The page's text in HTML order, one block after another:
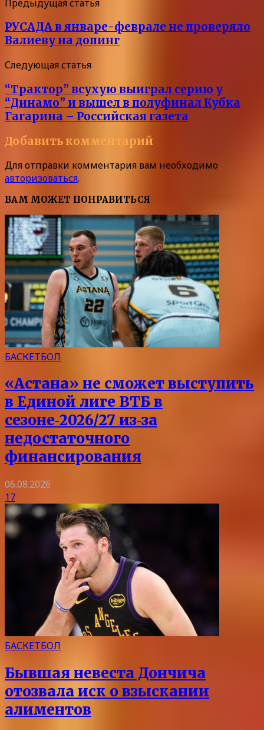
Предыдущая статья
РУСАДА в январе-феврале не проверяло
Валиеву на допинг
Следующая статья
“Трактор” всухую выиграл серию у
“Динамо” и вышел в полуфинал Кубка
Гагарина – Российская газета
Добавить комментарий
Для отправки комментария вам необходимо
авторизоваться.
ВАМ МОЖЕТ ПОНРАВИТЬСЯ
БАСКЕТБОЛ
«Астана» не сможет выступить
в Единой лиге ВТБ в
сезоне‑2026/27 из‑за
недостаточного
финансирования
06.08.2026
17
БАСКЕТБОЛ
Бывшая невеста Дончича
отозвала иск о взыскании
алиментов